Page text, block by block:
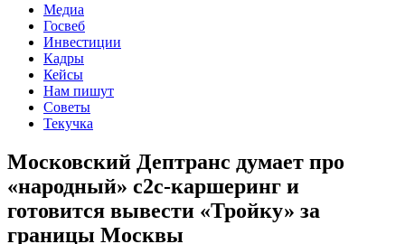
Медиа
Госвеб
Инвестиции
Кадры
Кейсы
Нам пишут
Советы
Текучка
Московский Дептранс думает про
«народный» c2c-каршеринг и
готовится вывести «Тройку» за
границы Москвы